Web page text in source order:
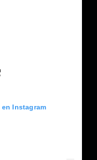
Instagram